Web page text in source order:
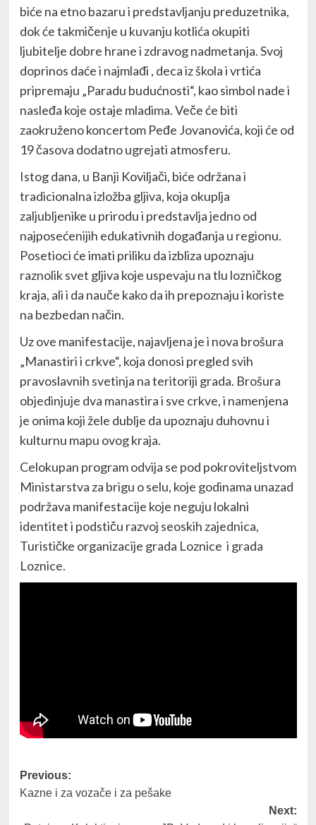
biće na etno bazaru i predstavljanju preduzetnika,
dok će takmičenje u kuvanju kotlića okupiti
ljubitelje dobre hrane i zdravog nadmetanja. Svoj
doprinos daće i najmlađi , deca iz škola i vrtića
pripremaju „Paradu budućnosti“, kao simbol nade i
nasleđa koje ostaje mladima. Veče će biti
zaokruženo koncertom Peđe Jovanovića, koji će od
19 časova dodatno ugrejati atmosferu.
Istog dana, u Banji Koviljači, biće održana i
tradicionalna izložba gljiva, koja okuplja
zaljubljenike u prirodu i predstavlja jedno od
najposećenijih edukativnih događanja u regionu.
Posetioci će imati priliku da izbliza upoznaju
raznolik svet gljiva koje uspevaju na tlu lozničkog
kraja, ali i da nauče kako da ih prepoznaju i koriste
na bezbedan način.
Uz ove manifestacije, najavljena je i nova brošura
„Manastiri i crkve“, koja donosi pregled svih
pravoslavnih svetinja na teritoriji grada. Brošura
objedinjuje dva manastira i sve crkve, i namenjena
je onima koji žele dublje da upoznaju duhovnu i
kulturnu mapu ovog kraja.
Celokupan program odvija se pod pokroviteljstvom
Ministarstva za brigu o selu, koje godinama unazad
podržava manifestacije koje neguju lokalni
identitet i podstiču razvoj seoskih zajednica,
Turističke organizacije grada Loznice i grada
Loznice.
Post
navigation
Previous:
Kazne i za vozače i za pešake
Next: